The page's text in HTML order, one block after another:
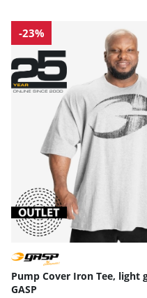
-23%
Pump Cover Iron Tee, light
GASP